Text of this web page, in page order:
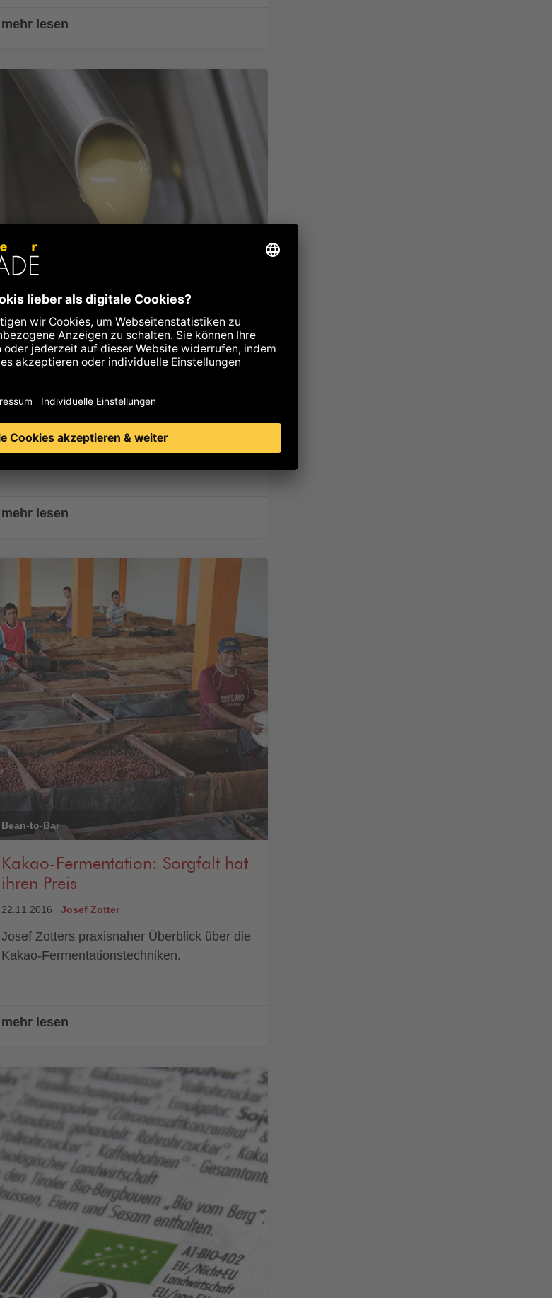
mehr lesen
Bean-to-Bar
Warum ist weiße Schokolade von
Zotter nicht weiß?
In diesem Beitrag lüften wir das Geheimnis
mehr lesen
Bean-to-Bar
Kakao-Fermentation: Sorgfalt hat
ihren Preis
22.11.2016 Josef Zotter
Josef Zotters praxisnaher Überblick über die
Kakao-Fermentationstechniken.
mehr lesen